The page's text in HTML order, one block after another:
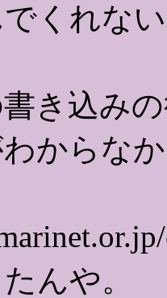
くれな
き込み
からな
んや。